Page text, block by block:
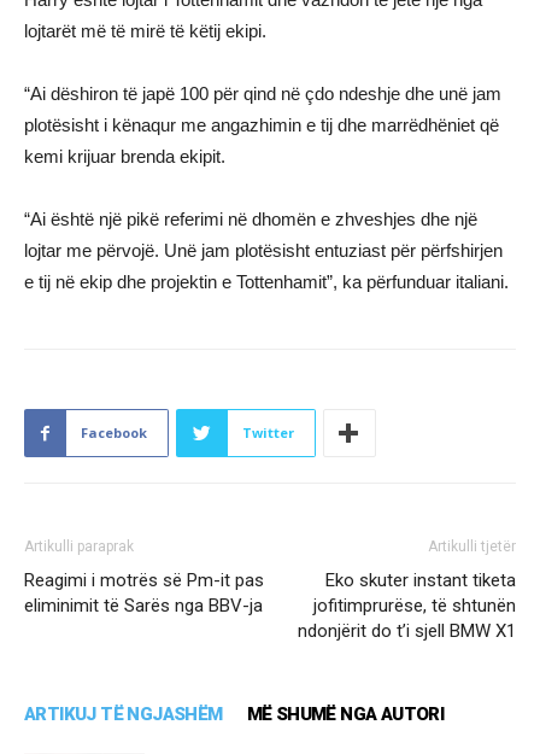
lojtarët më të mirë të këtij ekipi.
“Ai dëshiron të japë 100 për qind në çdo ndeshje dhe unë jam
plotësisht i kënaqur me angazhimin e tij dhe marrëdhëniet që
kemi krijuar brenda ekipit.
“Ai është një pikë referimi në dhomën e zhveshjes dhe një
lojtar me përvojë. Unë jam plotësisht entuziast për përfshirjen
e tij në ekip dhe projektin e Tottenhamit”, ka përfunduar italiani.
Facebook Twitter
Artikulli paraprak
Reagimi i motrës së Pm-it pas
eliminimit të Sarës nga BBV-ja
Artikulli tjetër
Eko skuter instant tiketa
jofitimprurëse, të shtunën
ndonjërit do t’i sjell BMW X1
ARTIKUJ TË NGJASHËM MË SHUMË NGA AUTORI